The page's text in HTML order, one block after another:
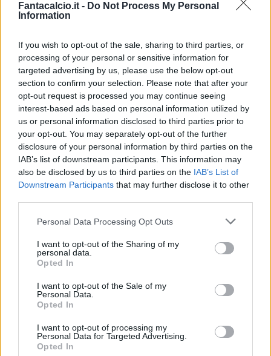
Fantacalcio.it - Do Not Process My Personal
Information
If you wish to opt-out of the sale, sharing to third parties, or
processing of your personal or sensitive information for
targeted advertising by us, please use the below opt-out
section to confirm your selection. Please note that after your
opt-out request is processed you may continue seeing
interest-based ads based on personal information utilized by
us or personal information disclosed to third parties prior to
your opt-out. You may separately opt-out of the further
disclosure of your personal information by third parties on the
IAB’s list of downstream participants. This information may
also be disclosed by us to third parties on the IAB’s List of
Downstream Participants that may further disclose it to other
Personal Data Processing Opt Outs
I want to opt-out of the Sharing of my
personal data.
Opted In
I want to opt-out of the Sale of my
Personal Data.
Opted In
I want to opt-out of processing my
Personal Data for Targeted Advertising.
Opted In
Bonus Malus
Presenze a
voto
Quotazioni